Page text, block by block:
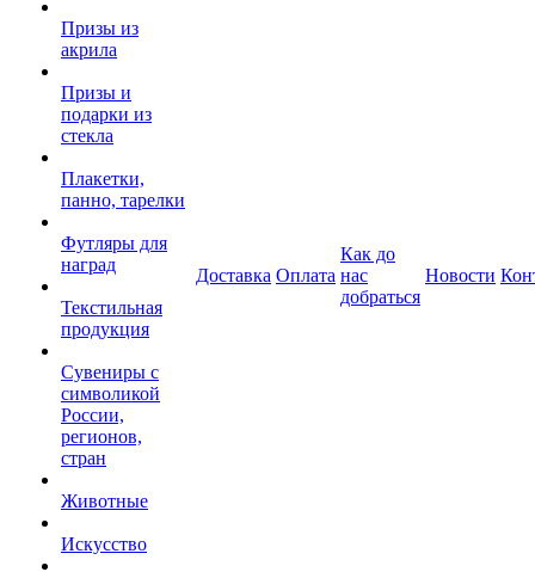
Призы из
акрила
Призы и
подарки из
стекла
Плакетки,
панно, тарелки
Футляры для
наград
Текстильная
продукция
Сувениры с
символикой
России,
регионов,
стран
Животные
Искусство
Доставка Оплата
Как до
нас
добраться
Новости